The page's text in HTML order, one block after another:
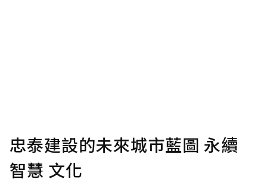
忠泰建設的未來城市藍圖 永續
智慧 文化